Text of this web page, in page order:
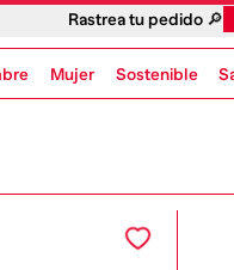
Rastrea tu pedido 🔎
Mujer Sostenible